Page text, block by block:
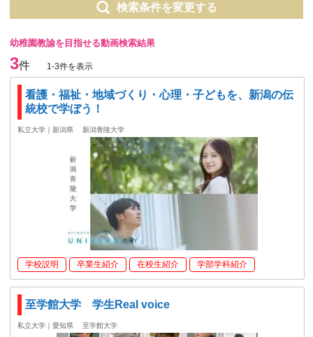
検索条件を変更する
幼稚園教諭を目指せる動画検索結果
3件 1-3件を表示
看護・福祉・地域づくり・心理・子どもを、新潟の伝
統校で学ぼう！
私立大学｜新潟県 新潟青陵大学
学校説明 卒業生紹介 在校生紹介 学部学科紹介
至学館大学 学生Real voice
私立大学｜愛知県 至学館大学